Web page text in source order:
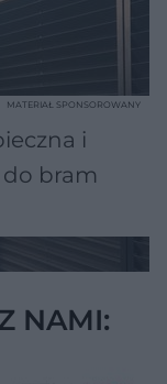
i
bram
MATERIAŁ SPONSOROWANY
NAMI: